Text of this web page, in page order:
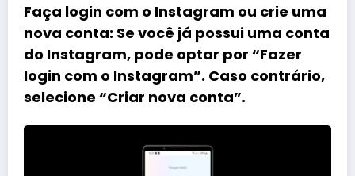
Faça login com o Instagram ou crie uma
nova conta: Se você já possui uma conta
do Instagram, pode optar por “Fazer
login com o Instagram”. Caso contrário,
selecione “Criar nova conta”.